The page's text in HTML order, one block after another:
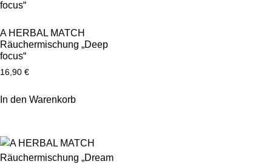
A HERBAL MATCH
Räuchermischung „Deep
focus“
16,90 €
In den Warenkorb